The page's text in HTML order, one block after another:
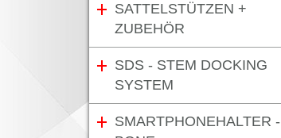
SATTELSTÜTZEN +
ZUBEHÖR
SDS - STEM DOCKING
SYSTEM
SMARTPHONEHALTER -